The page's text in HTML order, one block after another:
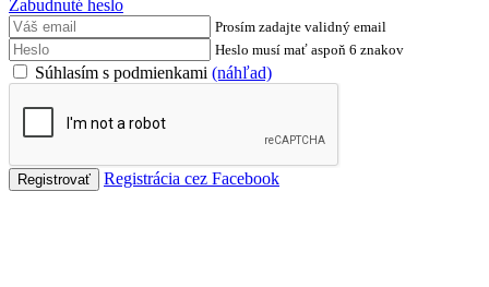
Zabudnuté heslo
Prosím zadajte validný email
Heslo musí mať aspoň 6 znakov
Súhlasím s podmienkami (náhľad)
Registrácia cez Facebook